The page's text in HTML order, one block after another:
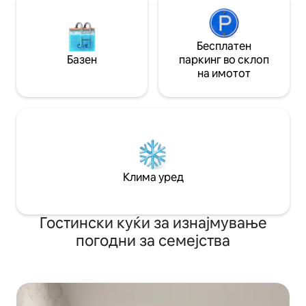
Базен
Бесплатен
паркинг во склоп
на имотот
Клима уред
Гостински куќи за изнајмување
погодни за семејства